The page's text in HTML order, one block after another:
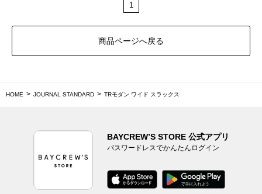
1
商品ページへ戻る
HOME JOURNAL STANDARD TRモダン ワイド スラックス
BAYCREW’S STORE 公式アプリ
パスワードレスでかんたんログイン